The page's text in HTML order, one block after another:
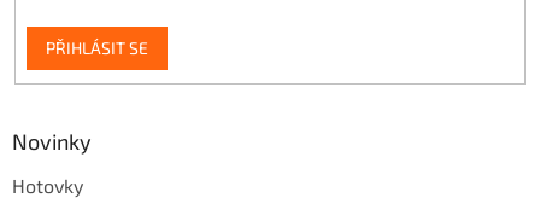
PŘIHLÁSIT SE
Novinky
Hotovky